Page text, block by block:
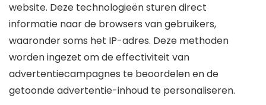
website. Deze technologieën sturen direct
informatie naar de browsers van gebruikers,
waaronder soms het IP-adres. Deze methoden
worden ingezet om de effectiviteit van
advertentiecampagnes te beoordelen en de
getoonde advertentie-inhoud te personaliseren.